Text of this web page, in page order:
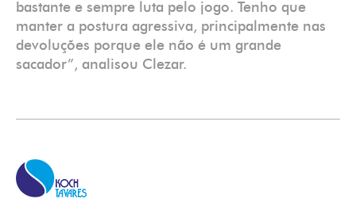
bastante e sempre luta pelo jogo. Tenho que
manter a postura agressiva, principalmente nas
devoluções porque ele não é um grande
sacador”, analisou Clezar.